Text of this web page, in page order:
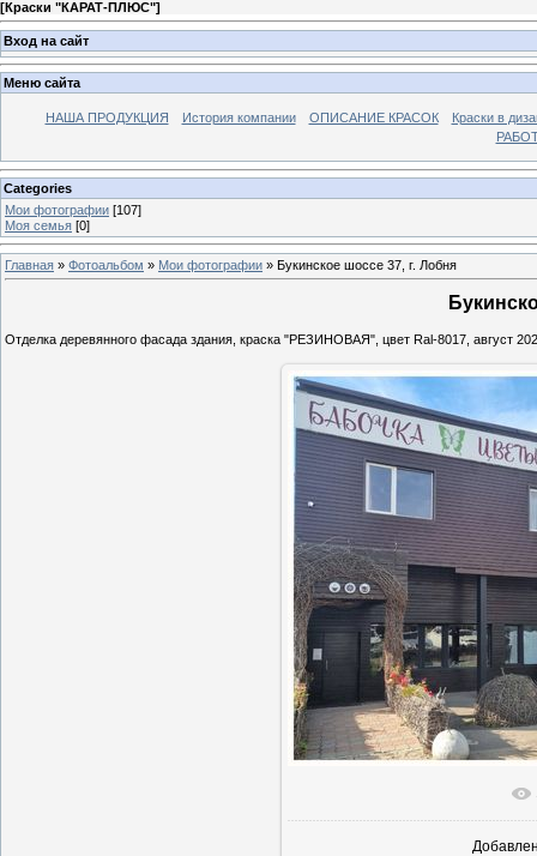
[Краски "КАРАТ-ПЛЮС"]
Вход на сайт
Меню сайта
НАША ПРОДУКЦИЯ История компании ОПИСАНИЕ КРАСОК
Краски в
Categories
Мои фотографии [107]
Моя семья [0]
Главная » Фотоальбом » Мои фотографии » Букинское шоссе 37, г. Лобня
Отделка деревянного фасада здания, краска "РЕЗИНОВАЯ", цвет Ral-8017, август
В